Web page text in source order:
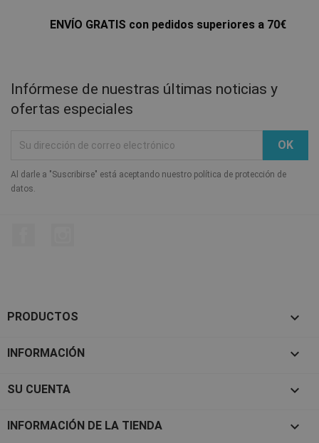
ENVÍO GRATIS con pedidos superiores a 70€
Infórmese de nuestras últimas noticias y
ofertas especiales
Al darle a "Suscribirse" está aceptando nuestro política de protección de
datos.
PRODUCTOS 
INFORMACIÓN 
SU CUENTA 
INFORMACIÓN DE LA TIENDA keyboard_arrow_down